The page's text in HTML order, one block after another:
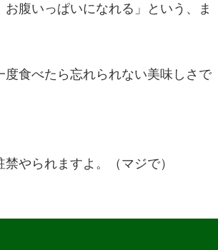
腹いっぱいになれる」という、ま
食べたら忘れられない美味しさで
やられますよ。（マジで）